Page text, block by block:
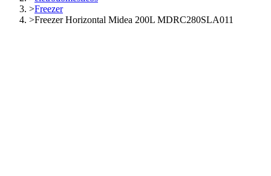
>Freezer
>Freezer Horizontal Midea 200L MDRC280SLA011